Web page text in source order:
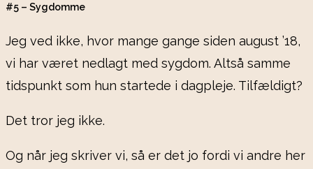
#5 – Sygdomme
Jeg ved ikke, hvor mange gange siden august ’18,
vi har været nedlagt med sygdom. Altså samme
tidspunkt som hun startede i dagpleje. Tilfældigt?
Det tror jeg ikke.
Og når jeg skriver vi, så er det jo fordi vi andre her